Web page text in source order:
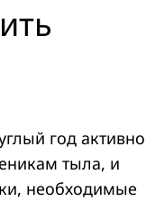
год активно
тыла, и
необходимые